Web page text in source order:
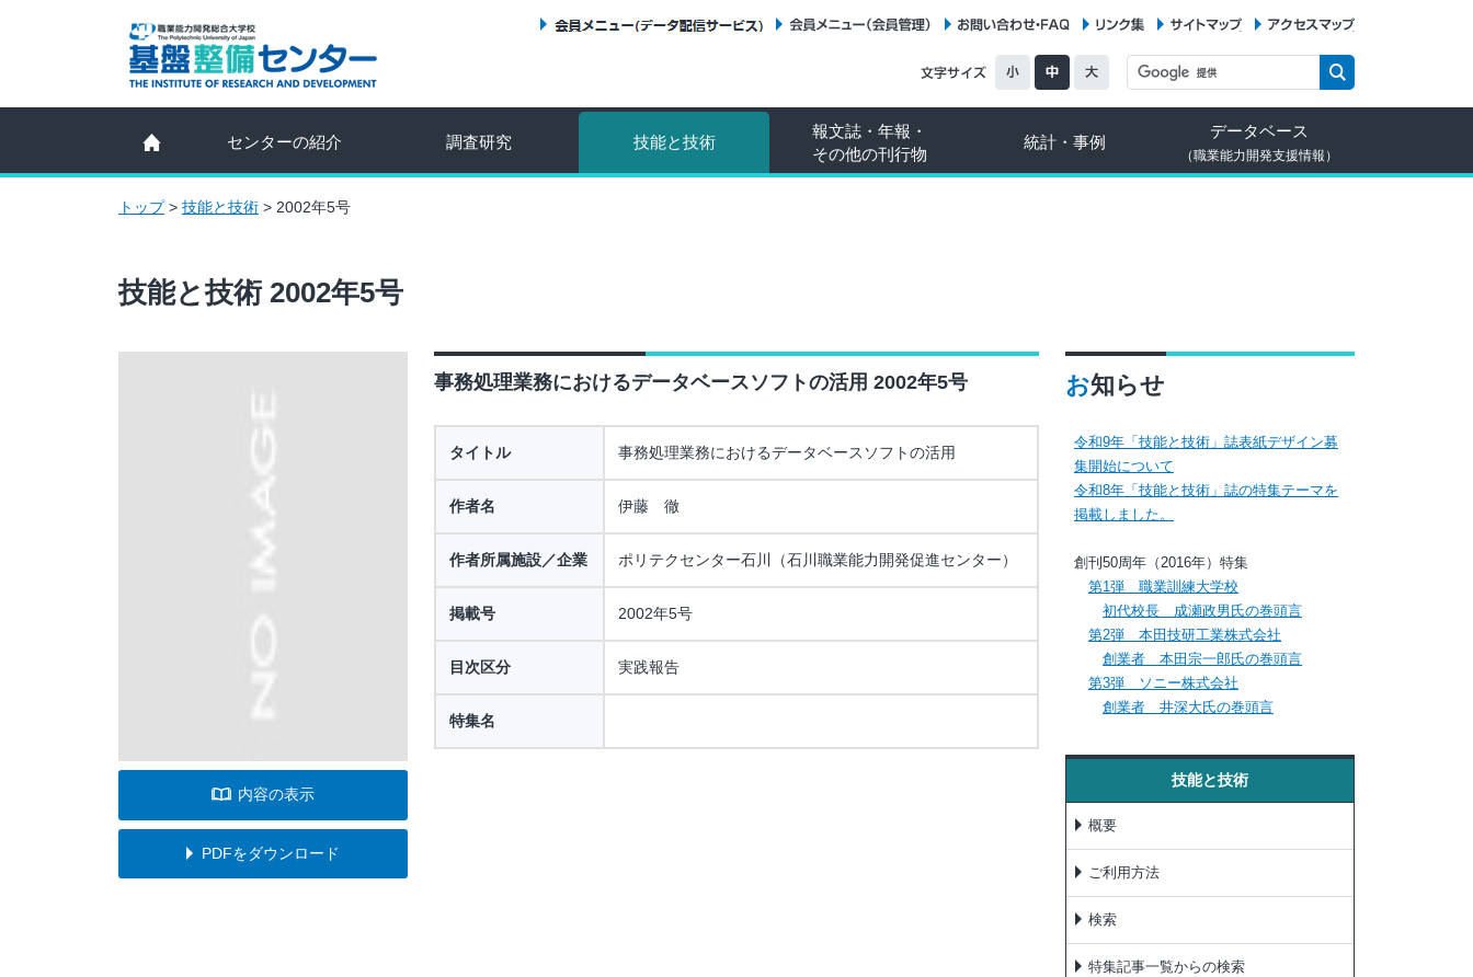
センターの紹介 調査研究 技能と技術
報文誌・年報・
その他の刊行物
統計・事例
データベース
（職業能力開発支援情報）
トップ> 技能と技術 > 2002年5号
技能と技術 2002年5号
内容の表示
PDFをダウンロード
事務処理業務におけるデータベースソフトの活用 2002年5号
タイトル 事務処理業務におけるデータベースソフトの活用
作者名 伊藤 徹
作者所属施設／企業 ポリテクセンター石川（石川職業能力開発促進センター）
掲載号 2002年5号
目次区分 実践報告
特集名
お知らせ
令和9年「技能と技術」誌表紙デザイン募
集開始について
令和8年「技能と技術」誌の特集テーマを
掲載しました。
創刊50周年（2016年）特集
第1弾 職業訓練大学校
初代校長 成瀬政男氏の巻頭言
第2弾 本田技研工業株式会社
創業者 本田宗一郎氏の巻頭言
第3弾 ソニー株式会社
創業者 井深大氏の巻頭言
技能と技術
概要
ご利用方法
検索
特集記事一覧からの検索